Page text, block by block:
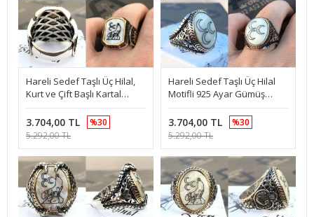
Hareli Sedef Taşlı Üç Hilal,
Kurt ve Çift Başlı Kartal
Motifli 925 Ayar Gümüş
Erkek Yüzük
3.704,00 TL
%30
5.292,00 TL
Hareli Sedef Taşlı Üç Hilal
Motifli 925 Ayar Gümüş
Erkek Yüzük
3.704,00 TL
%30
5.292,00 TL